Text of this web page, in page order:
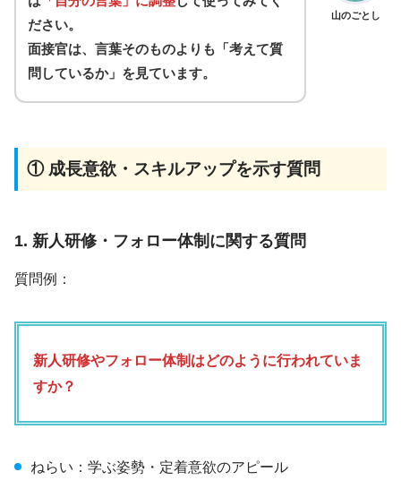
山のごとし
ださい。
面接官は、言葉そのものよりも「考えて質
問しているか」を見ています。
① 成長意欲・スキルアップを示す質問
1. 新人研修・フォロー体制に関する質問
質問例：
新人研修やフォロー体制はどのように行われていま
すか？
ねらい：学ぶ姿勢・定着意欲のアピール